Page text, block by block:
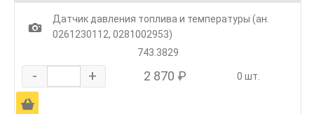
1
Датчик давления топлива и температуры (ан.
0261230112, 0281002953)
743.3829
- + 2 870 ₽ 0 шт.
Ä